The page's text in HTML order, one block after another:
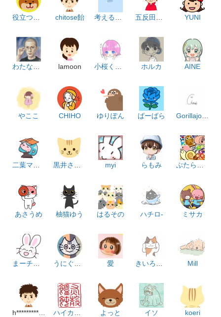
chitose飴 YUNI
lamoon ホルカ AINE
やここ CHIHO ゆりぽん ばーばら Gorillajo_Chanaki
myi らもみ
あさうめ 柚猫ゆう はるその ハチロ- ミサカ
愛 Mill
h***********m よっと イソ koeri